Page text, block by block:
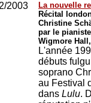
2003
La nouvelle
Récital
Christine
par le
Wigmore
L'année
débuts
soprano
au Festival
dans Lulu.